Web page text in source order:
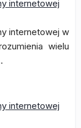
internetowej
internetowej w
wielu
internetowej